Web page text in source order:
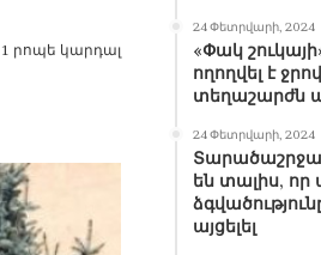
1 րոպե կարդալ
24 Փետրվարի, 2024
«Փակ
ողողվել է
տեղաշարժն
24 Փետրվարի, 2024
են տալիս, որ
այցելել